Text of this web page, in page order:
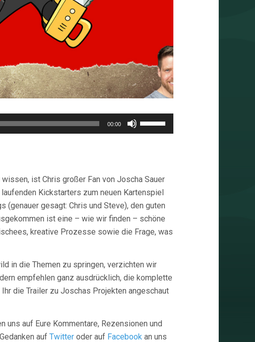
00:00
Hoch/Runter
Lautstärke
zu
regeln.
ist Chris großer Fan von Joscha Sauer
Kickstarters zum neuen Kartenspiel
(genauer gesagt: Chris und Steve), den guten
ist eine – wie wir finden – schöne
kreative Prozesse sowie die Frage, was
in die Themen zu springen, verzichten wir
empfehlen ganz ausdrücklich, die komplette
die Trailer zu Joschas Projekten angeschaut
uns auf Eure Kommentare, Rezensionen und
auf Twitter oder auf Facebook an uns